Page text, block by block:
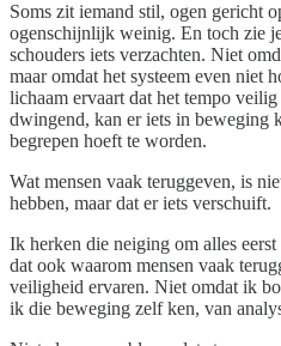
Soms zit iemand stil, ogen gericht
ogenschijnlijk weinig. En toch zie
schouders iets verzachten. Niet
maar omdat het systeem even niet
lichaam ervaart dat het tempo
dwingend, kan er iets in beweging
begrepen hoeft te worden.
Wat mensen vaak teruggeven, is
hebben, maar dat er iets verschuift.
Ik herken die neiging om alles
dat ook waarom mensen vaak
veiligheid ervaren. Niet omdat ik
ik die beweging zelf ken, van